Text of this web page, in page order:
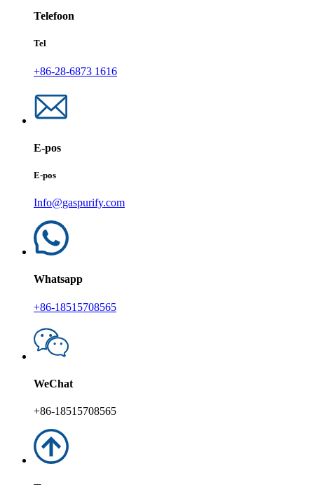
Telefoon
Tel
+86-28-6873 1616
E-pos
E-pos
Info@gaspurify.com
Whatsapp
+86-18515708565
WeChat
+86-18515708565